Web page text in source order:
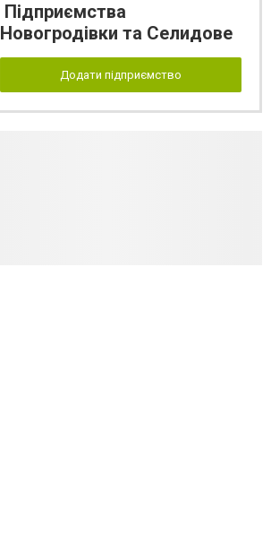
Підприємства
Новогродівки та Селидове
Додати підприємство